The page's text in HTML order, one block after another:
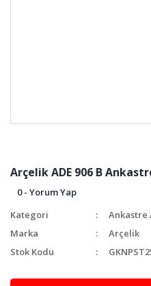
Arçelik ADE 906 B
0 - Yorum Yap
Kategori
Ankastre
Marka
Arçelik
Stok Kodu